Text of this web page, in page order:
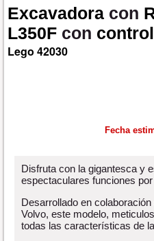
Excavadora con
L350F con control
Lego 42030
Fecha
Disfruta con la gigantesca y
espectaculares funciones
Desarrollado en
Volvo, este modelo,
todas las características de